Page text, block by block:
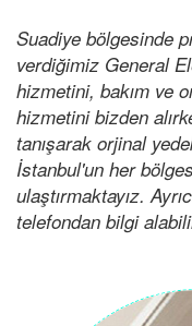
Suadiye bölgesinde
verdiğimiz General
hizmetini, bakım ve
hizmetini bizden
tanışarak orjinal
İstanbul'un her
ulaştırmaktayız.
telefondan bilgi